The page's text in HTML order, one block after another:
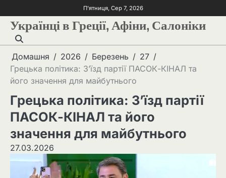
П’ятниця, Сер 7, 2026
Українці в Греції, Афіни, Салоніки
Домашня 2026 Березень
27
Грецька політика: З’їзд партії ПАСОК-КІНАЛ та
його значення для майбутнього
Грецька політика: З’їзд партії
ПАСОК-КІНАЛ та його
значення для майбутнього
27.03.2026